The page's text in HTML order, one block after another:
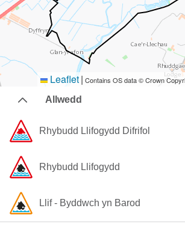
Leaflet| Contains OS data © Crown
Allwedd
Rhybudd ​Llifogydd ​Difrifol
Rhybudd Llifogydd
Llif - Byddwch yn Barod